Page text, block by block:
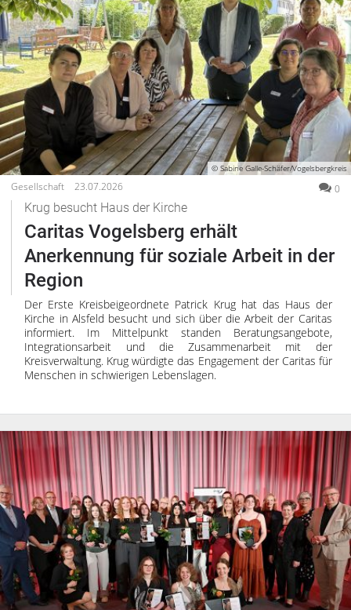
© Sabine Galle-Schäfer/Vogelsbergkreis
Gesellschaft 23.07.2026 0
Krug besucht Haus der Kirche
Caritas Vogelsberg erhält
Anerkennung für soziale Arbeit in der
Region
Der Erste Kreisbeigeordnete Patrick Krug hat das Haus der
Kirche in Alsfeld besucht und sich über die Arbeit der Caritas
informiert. Im Mittelpunkt standen Beratungsangebote,
Integrationsarbeit und die Zusammenarbeit mit der
Kreisverwaltung. Krug würdigte das Engagement der Caritas für
Menschen in schwierigen Lebenslagen.